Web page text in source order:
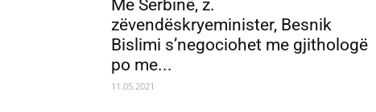
Me Serbinë, z.
zëvendëskryeminister, Besnik
Bislimi s’negociohet me gjithologë
po me...
11.05.2021